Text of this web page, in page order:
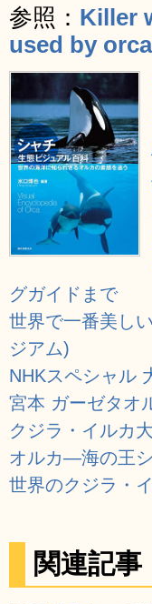
参照： Killer
used by
グガイドまで
世界で一番美し
ジアム)
NHKスペシャル
宮本 ガーゼタオ
クジラ・イルカ
オルカ―海の王
世界のクジラ・
関連記事